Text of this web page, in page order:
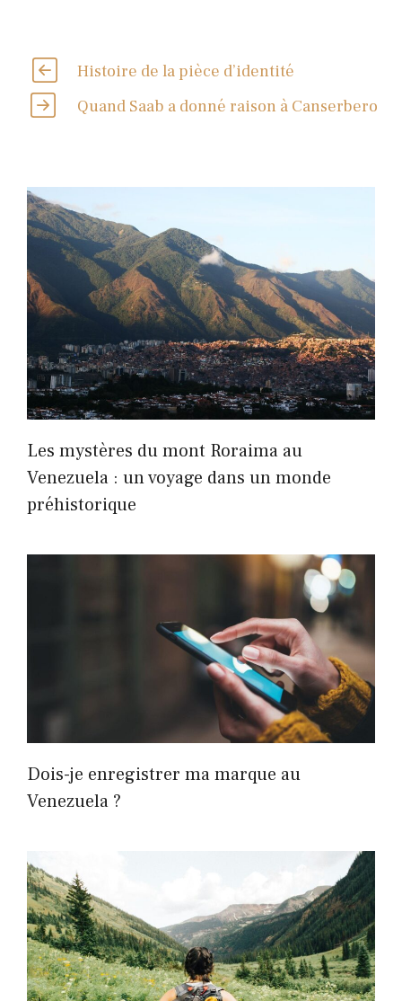
Histoire de la pièce d’identité
Quand Saab a donné raison à Canserbero
Les mystères du mont Roraima au
Venezuela : un voyage dans un monde
préhistorique
Dois-je enregistrer ma marque au
Venezuela ?